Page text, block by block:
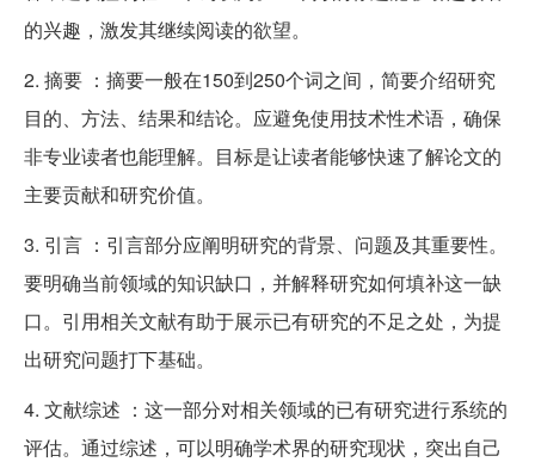
的兴趣，激发其继续阅读的欲望。
2. 摘要 ：摘要一般在150到250个词之间，简要介绍研究
目的、方法、结果和结论。应避免使用技术性术语，确保
非专业读者也能理解。目标是让读者能够快速了解论文的
主要贡献和研究价值。
3. 引言 ：引言部分应阐明研究的背景、问题及其重要性。
要明确当前领域的知识缺口，并解释研究如何填补这一缺
口。引用相关文献有助于展示已有研究的不足之处，为提
出研究问题打下基础。
4. 文献综述 ：这一部分对相关领域的已有研究进行系统的
评估。通过综述，可以明确学术界的研究现状，突出自己